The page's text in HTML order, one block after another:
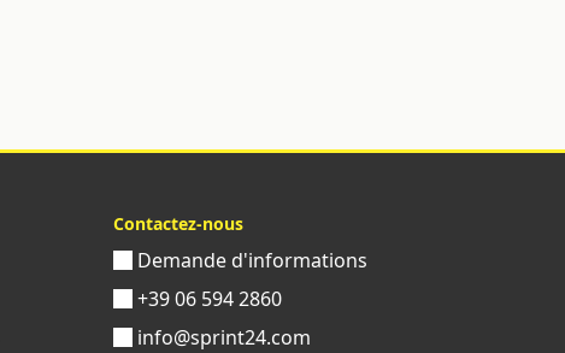
Contactez-nous
Demande d'informations
+39 06 594 2860
info@sprint24.com